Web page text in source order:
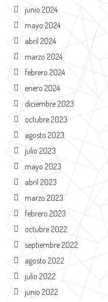
junio 2024
mayo 2024
abril 2024
marzo 2024
febrero 2024
enero 2024
diciembre 2023
octubre 2023
agosto 2023
julio 2023
mayo 2023
abril 2023
marzo 2023
febrero 2023
octubre 2022
septiembre 2022
agosto 2022
julio 2022
junio 2022